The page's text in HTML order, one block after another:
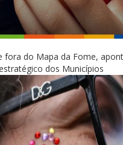
fora do Mapa da Fome,
dos Municípios